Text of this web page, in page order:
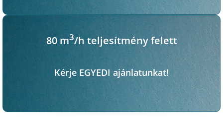
80 m3/h teljesítmény felett
Kérje EGYEDI ajánlatunkat!